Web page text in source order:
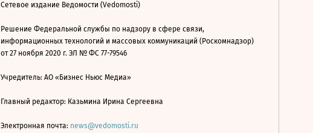
Сетевое издание Ведомости (Vedomosti)
Решение Федеральной службы по надзору в сфере связи,
информационных технологий и массовых коммуникаций (Роскомнадзор)
от 27 ноября 2020 г. ЭЛ № ФС 77-79546
Учредитель: АО «Бизнес Ньюс Медиа»
Главный редактор: Казьмина Ирина Сергеевна
Электронная почта: news@vedomosti.ru